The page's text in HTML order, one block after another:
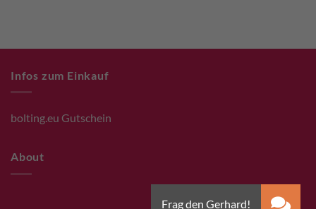
Infos zum Einkauf
bolting.eu Gutschein
About